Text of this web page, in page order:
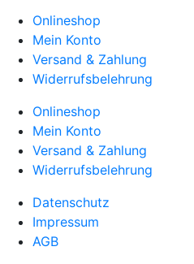
Onlineshop
Mein Konto
Versand & Zahlung
Widerrufsbelehrung
Onlineshop
Mein Konto
Versand & Zahlung
Widerrufsbelehrung
Datenschutz
Impressum
AGB